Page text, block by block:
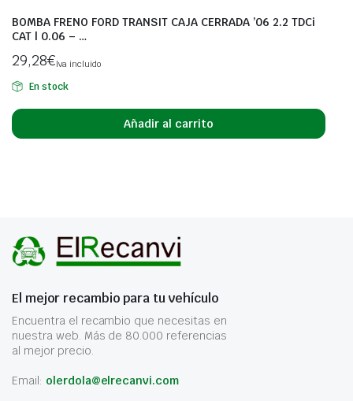
BOMBA FRENO FORD TRANSIT CAJA CERRADA ’06 2.2 TDCi
CAT | 0.06 – …
29,28€Iva incluido
En stock
Añadir al carrito
El mejor recambio para tu vehículo
Encuentra el recambio que necesitas en
nuestra web. Más de 80.000 referencias
al mejor precio.
Email: olerdola@elrecanvi.com